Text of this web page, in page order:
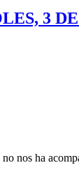
CARIBE
Viernes,
3
nos ha